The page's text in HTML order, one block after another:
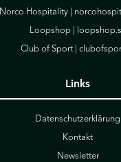
Norco Hospitality |
Loopshop |
Club of Sport |
Links
Datenschutzerklärung
Kontakt
Newsletter